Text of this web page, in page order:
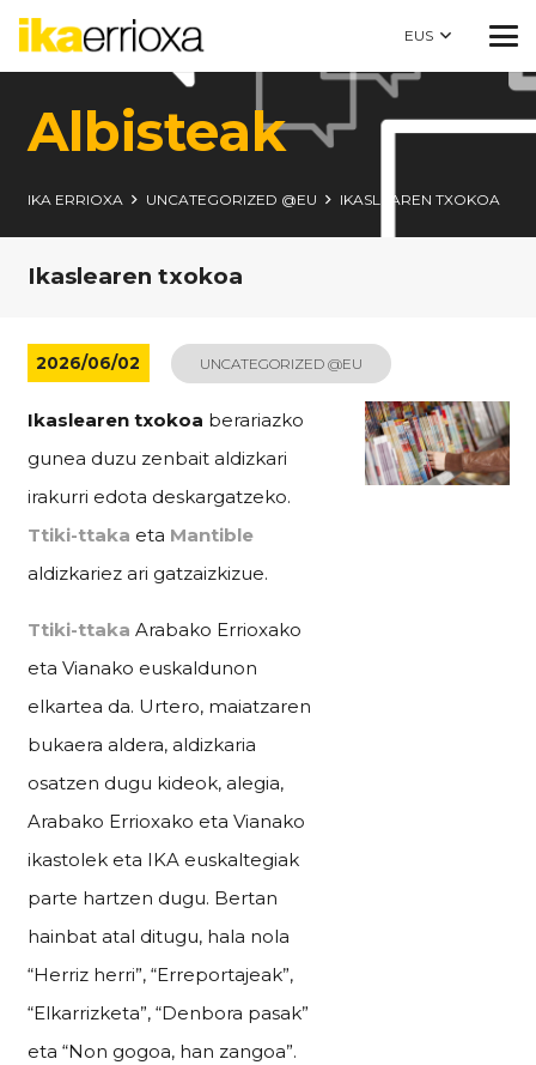
EUS
Albisteak
IKA ERRIOXA UNCATEGORIZED @EU IKASLEAREN TXOKOA
Ikaslearen txokoa
2026/06/02 UNCATEGORIZED @EU
Ikaslearen txokoa berariazko
gunea duzu zenbait aldizkari
irakurri edota deskargatzeko.
Ttiki-ttaka eta Mantible
aldizkariez ari gatzaizkizue.
Ttiki-ttaka Arabako Errioxako
eta Vianako euskaldunon
elkartea da. Urtero, maiatzaren
bukaera aldera, aldizkaria
osatzen dugu kideok, alegia,
Arabako Errioxako eta Vianako
ikastolek eta IKA euskaltegiak
parte hartzen dugu. Bertan
hainbat atal ditugu, hala nola
“Herriz herri”, “Erreportajeak”,
“Elkarrizketa”, “Denbora pasak”
eta “Non gogoa, han zangoa”.